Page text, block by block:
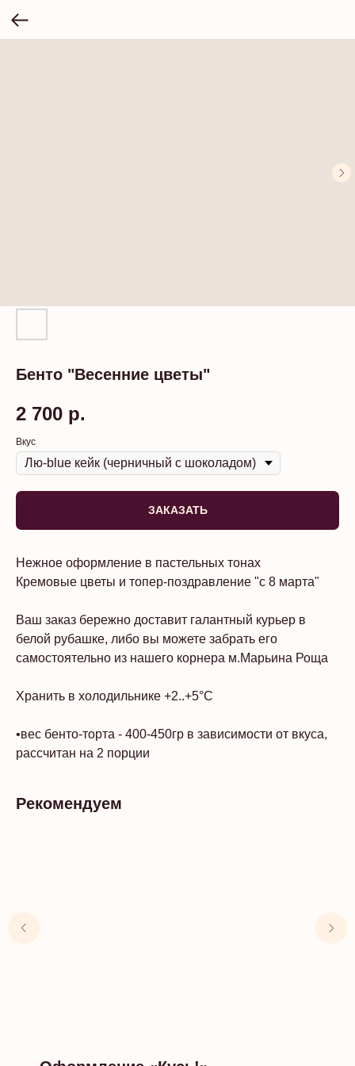
Бенто "Весенние цветы"
2 700 р.
Вкус
ЗАКАЗАТЬ
Нежное оформление в пастельных тонах
Кремовые цветы и топер-поздравление "с 8 марта"
Ваш заказ бережно доставит галантный курьер в
белой рубашке, либо вы можете забрать его
самостоятельно из нашего корнера м.Марьина Роща
Хранить в холодильнике +2..+5°C
•вес бенто-торта - 400-450гр в зависимости от вкуса,
рассчитан на 2 порции
Рекомендуем